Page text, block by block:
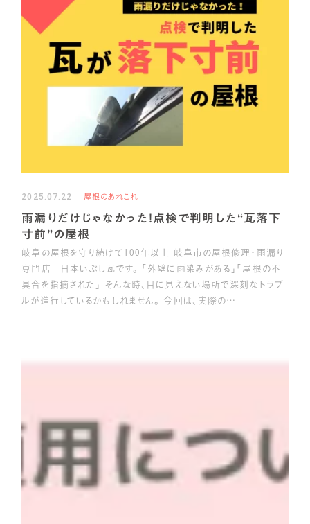
2025.07.22 屋根のあれこれ
雨漏りだけじゃなかった！点検で判明した“瓦落下
寸前”の屋根
岐阜の屋根を守り続けて100年以上 岐阜市の屋根修理・雨漏り
専門店 日本いぶし瓦です。 「外壁に雨染みがある」「屋根の不
具合を指摘された」 そんな時、目に見えない場所で深刻なトラブ
ルが進行しているかもしれません。 今回は、実際の…